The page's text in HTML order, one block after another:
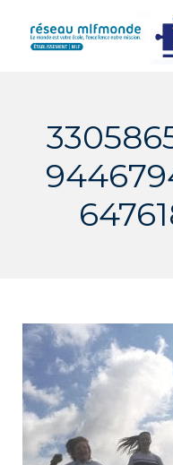
content